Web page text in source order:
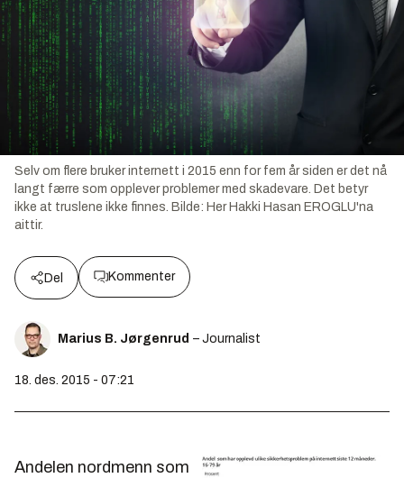
Selv om flere bruker internett i 2015 enn for fem år siden er det nå
langt færre som opplever problemer med skadevare. Det betyr
ikke at truslene ikke finnes. Bilde: Her Hakki Hasan EROGLU'na
aittir.
Del Kommenter
Marius B. Jørgenrud – Journalist
18. des. 2015 - 07:21
Andelen nordmenn som